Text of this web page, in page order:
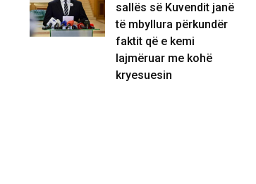
sallës së Kuvendit janë
të mbyllura përkundër
faktit që e kemi
lajmëruar me kohë
kryesuesin